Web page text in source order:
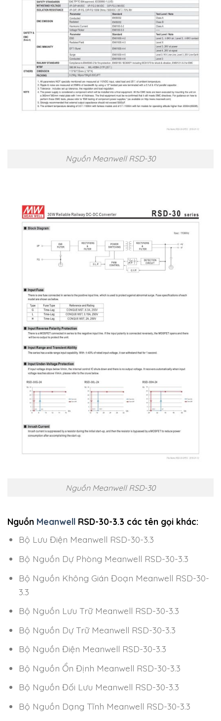
Nguồn Meanwell RSD-30
Nguồn Meanwell RSD-30
Nguồn Meanwell RSD-30-3.3 các tên gọi khác:
Bộ Lưu Điện Meanwell RSD-30-3.3
Bộ Nguồn Dự Phòng Meanwell RSD-30-3.3
Bộ Nguồn Không Gián Đoạn Meanwell RSD-30-
3.3
Bộ Nguồn Lưu Trữ Meanwell RSD-30-3.3
Bộ Nguồn Dự Trữ Meanwell RSD-30-3.3
Bộ Nguồn Điện Meanwell RSD-30-3.3
Bộ Nguồn Ổn Định Meanwell RSD-30-3.3
Bộ Nguồn Đối Lưu Meanwell RSD-30-3.3
Bộ Nguồn Dạng Tĩnh Meanwell RSD-30-3.3